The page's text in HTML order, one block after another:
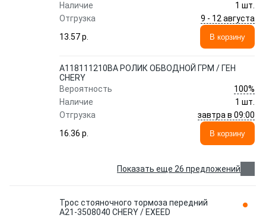
Наличие
1 шт.
Отгрузка
9 - 12 августа
13.57 p.
В корзину
A118111210BA РОЛИК ОБВОДНОЙ ГРМ / ГЕН
CHERY
Вероятность
100%
Наличие
1 шт.
Отгрузка
завтра в 09:00
16.36 p.
В корзину
Показать еще 26 предложений
Трос стояночного тормоза передний
A21-3508040 CHERY / EXEED